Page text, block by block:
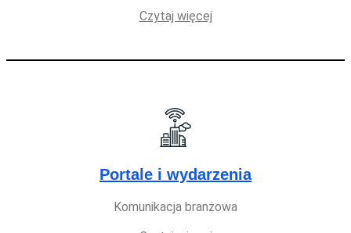
Czytaj więcej
Portale i wydarzenia
Komunikacja branżowa